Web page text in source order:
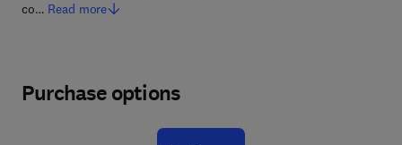
co… Read more
Purchase options